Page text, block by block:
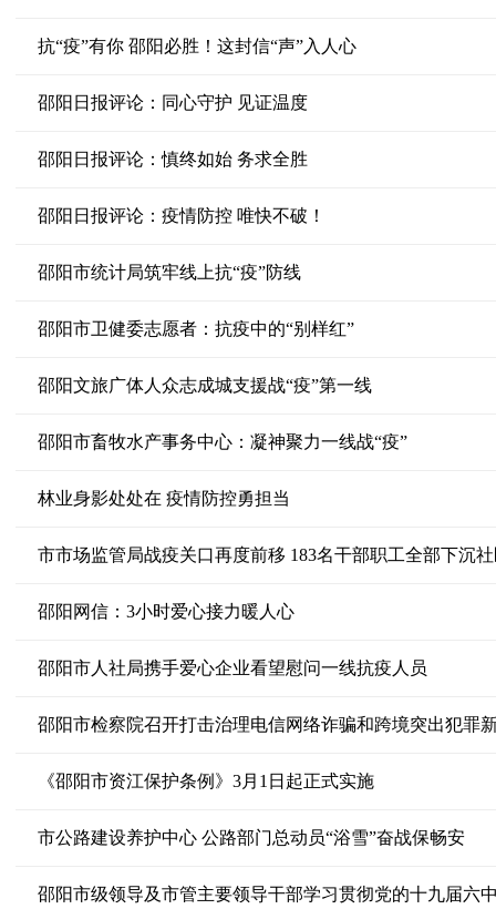
抗“疫”有你 邵阳必胜！这封信“声”入人心
邵阳日报评论：同心守护 见证温度
邵阳日报评论：慎终如始 务求全胜
邵阳日报评论：疫情防控 唯快不破！
邵阳市统计局筑牢线上抗“疫”防线
邵阳市卫健委志愿者：抗疫中的“别样红”
邵阳文旅广体人众志成城支援战“疫”第一线
邵阳市畜牧水产事务中心：凝神聚力一线战“疫”
林业身影处处在 疫情防控勇担当
市市场监管局战疫关口再度前移 183名干部职工全部下沉
邵阳网信：3小时爱心接力暖人心
邵阳市人社局携手爱心企业看望慰问一线抗疫人员
邵阳市检察院召开打击治理电信网络诈骗和跨境突出犯罪
《邵阳市资江保护条例》3月1日起正式实施
市公路建设养护中心 公路部门总动员“浴雪”奋战保畅安
邵阳市级领导及市管主要领导干部学习贯彻党的十九届六